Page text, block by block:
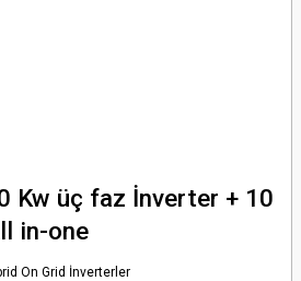
Kw üç faz İnverter + 10
in-one
On Grid İnverterler